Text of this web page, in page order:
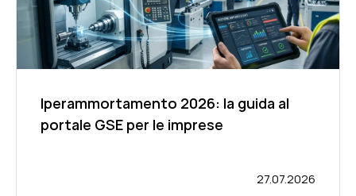
Iperammortamento 2026: la guida al
portale GSE per le imprese
27.07.2026